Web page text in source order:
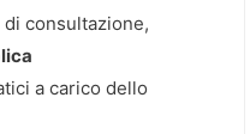
consultazione,
a carico dello